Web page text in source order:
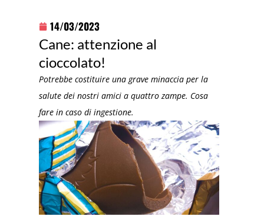
14/03/2023
Cane: attenzione al
cioccolato!
Potrebbe costituire una grave minaccia per la
salute dei nostri amici a quattro zampe. Cosa
fare in caso di ingestione.